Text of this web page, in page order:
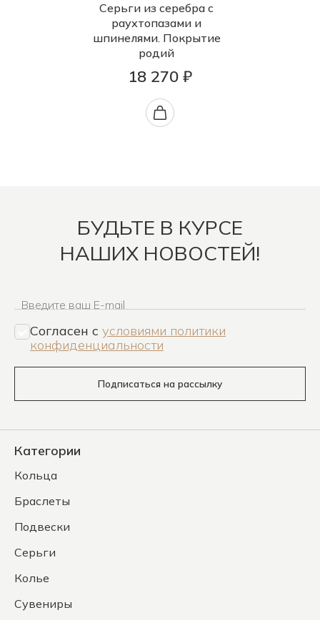
Серьги из серебра с
раухтопазами и
шпинелями. Покрытие
родий
18 270 ₽
БУДЬТЕ В КУРСЕ
НАШИХ НОВОСТЕЙ!
Введите ваш E-mail
Согласен c условиями политики
конфиденциальности
Подписаться на рассылку
Категории
Кольца
Браслеты
Подвески
Серьги
Колье
Сувениры